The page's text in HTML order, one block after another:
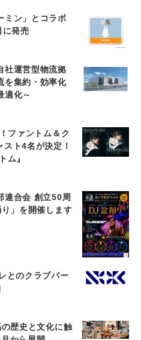
ミン」とコラボ
に発売
社運営型物流拠
を集約・効率化
適化～
ファントム＆ク
スト4名が決定！
ム』
連合会 創立50周
」を開催します
とのクラブパー
歴史と文化に触